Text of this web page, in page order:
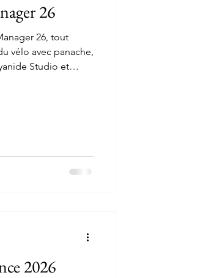
26
26, tout
vélo avec panache,
Studio et
2026